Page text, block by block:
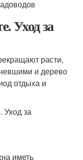
Уход за
расти,
и дерево
отдыха и
иметь